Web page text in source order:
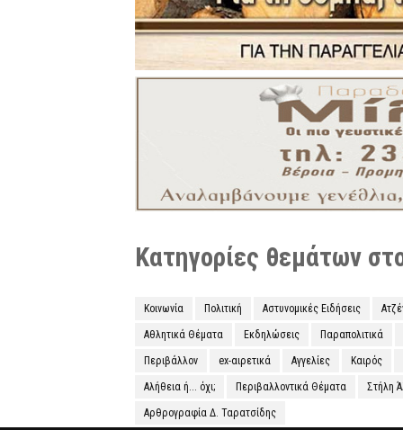
Κατηγορίες θεμάτων
Κοινωνία Πολιτική Αστυνομικές Ειδήσεις
Αθλητικά Θέματα Εκδηλώσεις Παραπολιτικά
Περιβάλλον ex-αιρετικά Αγγελίες Καιρός
Αλήθεια ή... όχι; Περιβαλλοντικά Θέματα Στήλη
Αρθρογραφία Δ. Ταρατσίδης